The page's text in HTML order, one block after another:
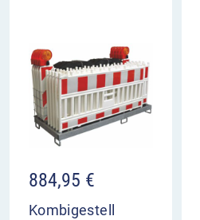
884,95 €
Kombigestell